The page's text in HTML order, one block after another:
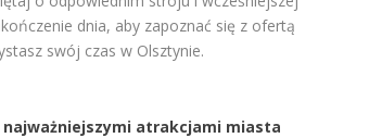
dnia, aby zapoznać się z ofertą
swój czas w Olsztynie.
atrakcjami miasta